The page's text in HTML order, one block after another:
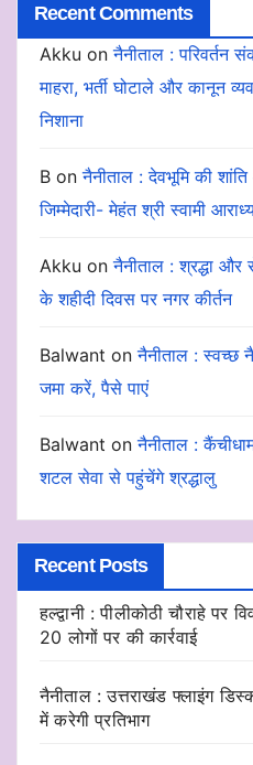
Recent Comments
Akku onनैनीताल : परिवर्तन
माहरा, भर्ती घोटाले और कानून
निशाना
B onनैनीताल : देवभूमि की
जिम्मेदारी- मेहंत श्री स्वामी
Akku onनैनीताल : श्रद्धा
के शहीदी दिवस पर नगर कीर्तन
Balwant onनैनीताल : स्वच्छ
जमा करें, पैसे पाएं
Balwant onनैनीताल :
शटल सेवा से पहुंचेंगे श्रद्धालु
Recent Posts
हल्द्वानी : पीलीकोठी चौराहे
20 लोगों पर की कार्रवाई
नैनीताल : उत्तराखंड फ्लाइंग
में करेगी प्रतिभाग